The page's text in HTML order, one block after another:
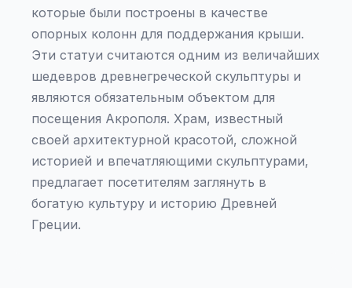
которые были построены в качестве
опорных колонн для поддержания крыши.
Эти статуи считаются одним из величайших
шедевров древнегреческой скульптуры и
являются обязательным объектом для
посещения Акрополя. Храм, известный
своей архитектурной красотой, сложной
историей и впечатляющими скульптурами,
предлагает посетителям заглянуть в
богатую культуру и историю Древней
Греции.